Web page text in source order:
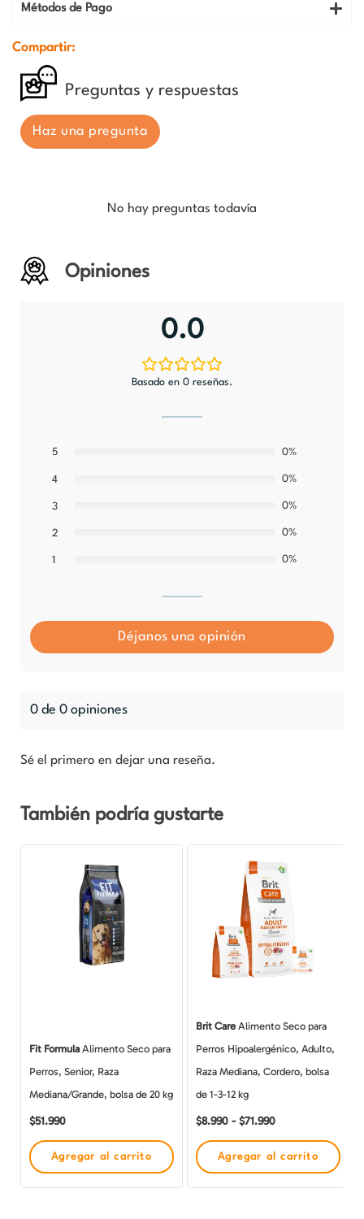
Métodos de Pago
Compartir:
Preguntas y respuestas
Haz una pregunta
No hay preguntas todavía
Opiniones
0.0
Basado en 0 reseñas.
5 0%
4 0%
3 0%
2 0%
1 0%
Déjanos una opinión
0 de 0 opiniones
Sé el primero en dejar una reseña.
También podría gustarte
Fit FormulaAlimento Seco para
Perros, Senior, Raza
Mediana/Grande, bolsa de 20 kg
$51.990
Agregar al carrito
Brit CareAlimento Seco para
Perros Hipoalergénico, Adulto,
Raza Mediana, Cordero, bolsa
de 1-3-12 kg
$8.990 - $71.990
de
precios:
desde
$8.990
hasta
$71.990
Agregar al carrito
producto
tiene
múltiples
variantes.
Las
página
de
producto